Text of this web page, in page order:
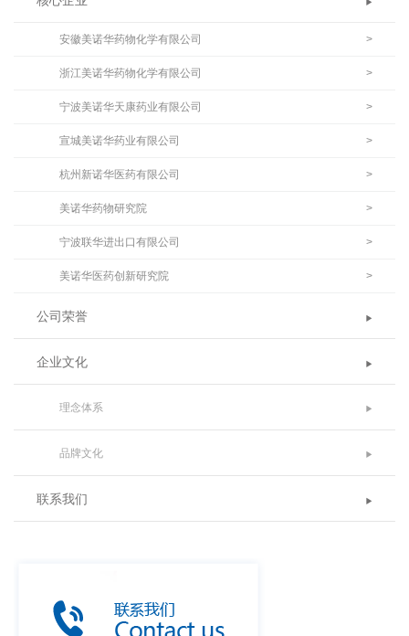
安徽美诺华药物化学有限公司 >
浙江美诺华药物化学有限公司 >
宁波美诺华天康药业有限公司 >
宣城美诺华药业有限公司 >
杭州新诺华医药有限公司 >
美诺华药物研究院 >
宁波联华进出口有限公司 >
美诺华医药创新研究院 >
公司荣誉
企业文化
理念体系
品牌文化
联系我们